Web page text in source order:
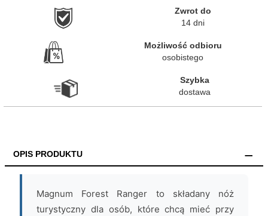
Zwrot do
14 dni
Możliwość odbioru
osobistego
Szybka
dostawa
OPIS PRODUKTU
Magnum Forest Ranger to składany nóż
turystyczny dla osób, które chcą mieć przy